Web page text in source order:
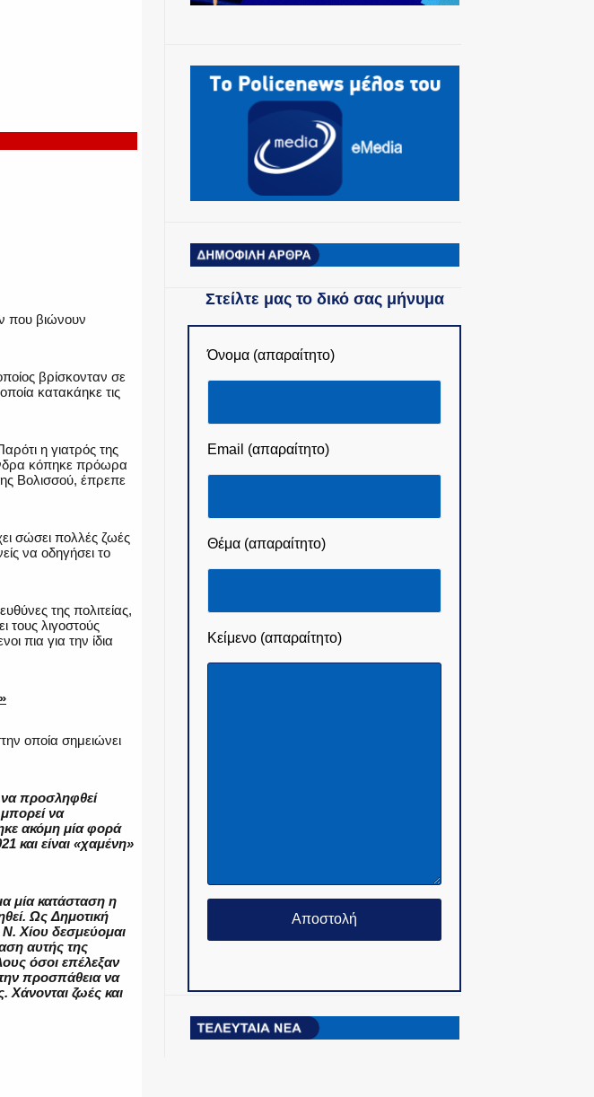
που βιώνoυν
βρίσκονταν σε
κατακάηκε τις
η γιατρός της
κόπηκε πρόωρα
Βολισσού, έπρεπε
σώσει πολλές ζωές
να οδηγήσει το
της πολιτείας,
λιγοστούς
πια για την ίδια
οποία σημειώνει
προσληφθεί
να
ακόμη μία φορά
και είναι «χαμένη»
μία κατάσταση η
Ως Δημοτική
Χίου δεσμεύομαι
αυτής της
όσοι επέλεξαν
προσπάθεια να
Χάνονται ζωές και
Στείλτε μας το δικό σας μήνυμα
Όνομα (απαραίτητο)
Email (απαραίτητο)
Θέμα (απαραίτητο)
Κείμενο (απαραίτητο)